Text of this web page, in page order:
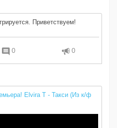
Приветствуем!
0 0
Elvira T - Такси (Из к/ф